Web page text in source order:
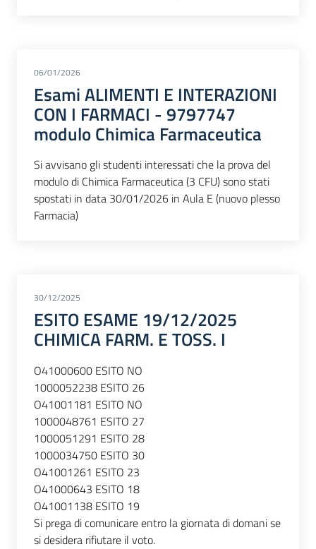
06/01/2026
Esami ALIMENTI E INTERAZIONI
CON I FARMACI - 9797747
modulo Chimica Farmaceutica
Si avvisano gli studenti interessati che la prova del
modulo di Chimica Farmaceutica (3 CFU) sono stati
spostati in data 30/01/2026 in Aula E (nuovo plesso
Farmacia)
30/12/2025
ESITO ESAME 19/12/2025
CHIMICA FARM. E TOSS. I
O41000600 ESITO NO
1000052238 ESITO 26
O41001181 ESITO NO
1000048761 ESITO 27
1000051291 ESITO 28
1000034750 ESITO 30
O41001261 ESITO 23
O41000643 ESITO 18
O41001138 ESITO 19
Si prega di comunicare entro la giornata di domani se
si desidera rifiutare il voto.